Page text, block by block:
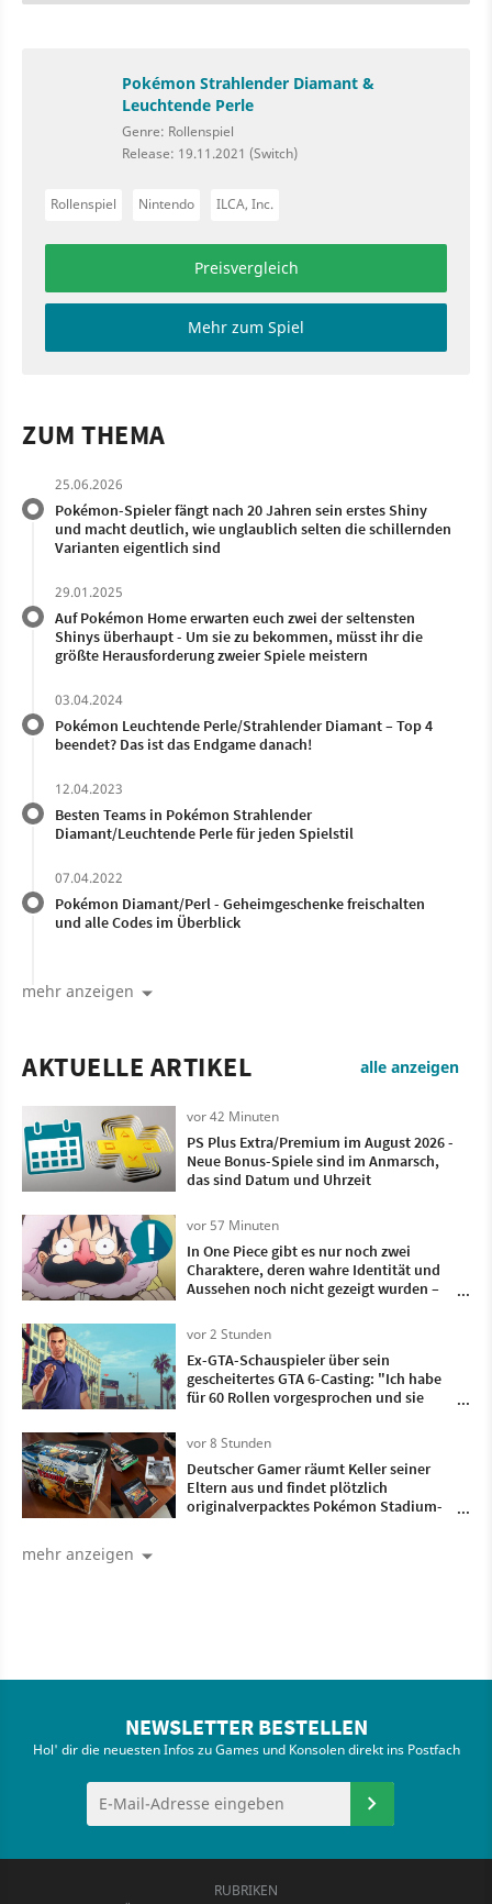
Pokémon Strahlender Diamant &
Leuchtende Perle
Genre: Rollenspiel
Release: 19.11.2021 (Switch)
Rollenspiel Nintendo ILCA, Inc.
Preisvergleich
Mehr zum Spiel
ZUM THEMA
25.06.2026
Pokémon-Spieler fängt nach 20 Jahren sein erstes Shiny
und macht deutlich, wie unglaublich selten die schillernden
Varianten eigentlich sind
29.01.2025
Auf Pokémon Home erwarten euch zwei der seltensten
Shinys überhaupt - Um sie zu bekommen, müsst ihr die
größte Herausforderung zweier Spiele meistern
03.04.2024
Pokémon Leuchtende Perle/Strahlender Diamant – Top 4
beendet? Das ist das Endgame danach!
12.04.2023
Besten Teams in Pokémon Strahlender
Diamant/Leuchtende Perle für jeden Spielstil
07.04.2022
Pokémon Diamant/Perl - Geheimgeschenke freischalten
und alle Codes im Überblick
mehr anzeigen
AKTUELLE ARTIKEL alle anzeigen
vor 42 Minuten
PS Plus Extra/Premium im August 2026 -
Neue Bonus-Spiele sind im Anmarsch,
das sind Datum und Uhrzeit
vor 57 Minuten
In One Piece gibt es nur noch zwei
Charaktere, deren wahre Identität und
Aussehen noch nicht gezeigt wurden –
Kapitel passieren
vor 2 Stunden
Ex-GTA-Schauspieler über sein
gescheitertes GTA 6-Casting: "Ich habe
für 60 Rollen vorgesprochen und sie
vor 8 Stunden
Deutscher Gamer räumt Keller seiner
Eltern aus und findet plötzlich
originalverpacktes Pokémon Stadium-
mehr anzeigen
NEWSLETTER BESTELLEN
Hol' dir die neuesten Infos zu Games und Konsolen direkt ins Postfach
RUBRIKEN